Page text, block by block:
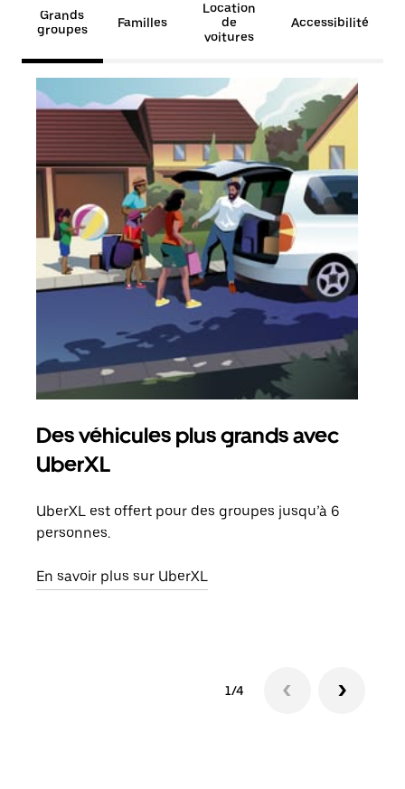
Grands
groupes
Familles
Location
de
voitures
Accessibilité
Des véhicules plus grands avec
UberXL
UberXL est offert pour des groupes jusqu’à 6
personnes.
En savoir plus sur UberXL
1/4